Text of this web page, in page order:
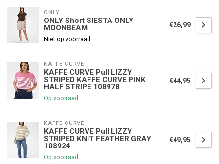
ONLY
ONLY Short SIESTA ONLY
MOONBEAM
Niet op voorraad
€26,99
KAFFE CURVE
KAFFE CURVE Pull LIZZY
STRIPED KAFFE CURVE PINK
HALF STRIPE 108978
Op voorraad
€44,95
KAFFE CURVE
KAFFE CURVE Pull LIZZY
STRIPED KNIT FEATHER GRAY
108924
Op voorraad
€49,95